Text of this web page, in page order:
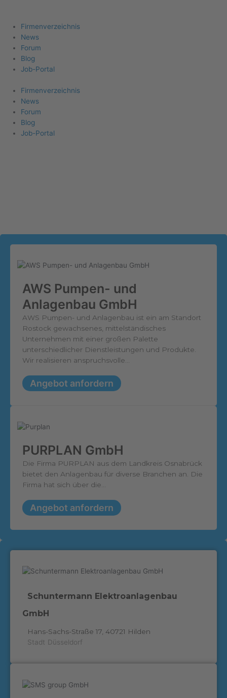
Menu
Firmenverzeichnis
News
Forum
Blog
Job-Portal
Firmenverzeichnis
News
Forum
Blog
Job-Portal
AWS Pumpen- und
Anlagenbau GmbH
AWS Pumpen- und Anlagenbau ist ein am Standort
Rostock gewachsenes, mittelständisches
Unternehmen mit einer großen Palette
unterschiedlicher Dienstleistungen und Produkte.
Wir realisieren anspruchsvolle...
Angebot anfordern
PURPLAN GmbH
Die Firma PURPLAN aus dem Landkreis Osnabrück
bietet den Anlagenbau für diverse Branchen an. Die
Firma hat sich über die...
Angebot anfordern
Schuntermann Elektroanlagenbau
GmbH
Hans-Sachs-Straße 17, 40721 Hilden
Stadt Düsseldorf